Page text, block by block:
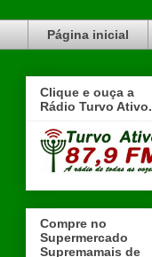
Página inicial
Clique e ouça a
Rádio Turvo Ativo.
Compre no
Supermercado
Supremamais de